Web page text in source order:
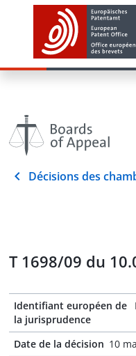
Décisions des
T 1698/09 du
Identifiant européen de
la jurisprudence
Date de la décision 10